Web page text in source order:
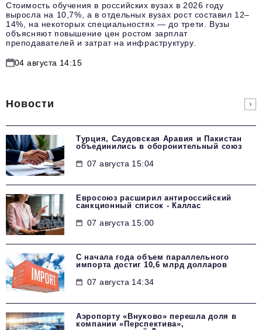
Стоимость обучения в российских вузах в 2026 году
выросла на 10,7%, а в отдельных вузах рост составил 12–
14%, на некоторых специальностях — до трети. Вузы
объясняют повышение цен ростом зарплат
преподавателей и затрат на инфраструктуру.
04 августа 14:15
Новости
Турция, Саудовская Аравия и Пакистан
объединились в оборонительный союз
07 августа 15:04
Евросоюз расширил антироссийский
санкционный список - Каллас
07 августа 15:00
С начала года объем параллельного
импорта достиг 10,6 млрд долларов
07 августа 14:34
Аэропорту «Внуково» перешла доля в
компании «Перспектива»,